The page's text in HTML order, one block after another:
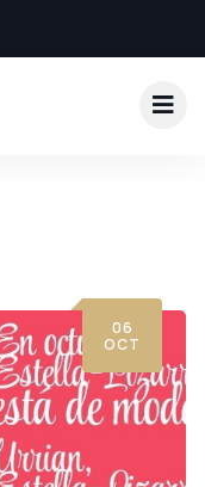
06
OCT